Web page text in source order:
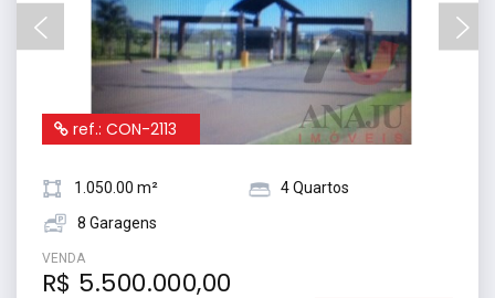
ref.: CON-2113
1.050.00 m²
4 Quartos
8 Garagens
VENDA
R$ 5.500.000,00